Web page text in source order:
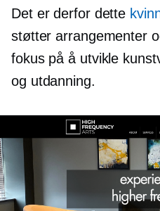
Det er derfor dette
støtter arrangementer
fokus på å utvikle
og utdanning.